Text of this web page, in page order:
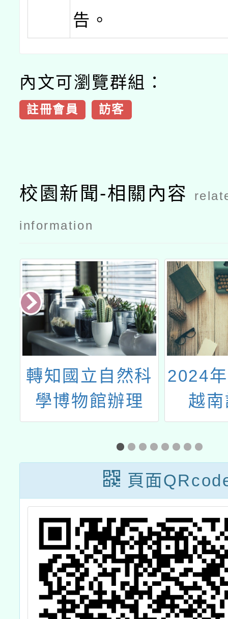
告。
內文可瀏覽群組：
註冊會員 訪客
校園新聞-相關內容
information
轉知國立自然科
學博物館辦理
「水運儀象臺」
動力與機械結構
創客自造課程教
師經驗分享交流
活動
2024
越
頁面